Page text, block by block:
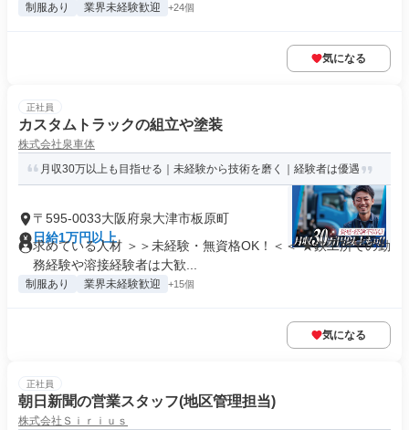
制服あり 業界未経験歓迎 +24個
気になる
正社員
カスタムトラックの組立や塗装
株式会社泉車体
⽉収30万以上も目指せる｜未経験から技術を磨く｜経験者は優遇
〒595-0033大阪府泉大津市板原町
日給1万円以上
求めている人材 ＞＞未経験・無資格OK！＜＜ ★鉄工所での勤
務経験や溶接経験者は大歓...
制服あり 業界未経験歓迎 +15個
気になる
正社員
朝日新聞の営業スタッフ(地区管理担当)
株式会社Ｓｉｒｉｕｓ